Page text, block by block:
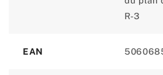
R-3
EAN